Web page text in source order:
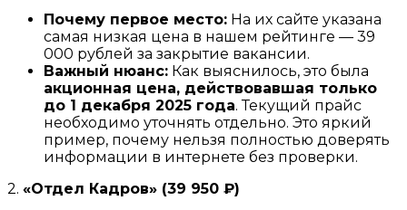
Почему первое место: На их сайте указана
самая низкая цена в нашем рейтинге — 39
000 рублей за закрытие вакансии.
Важный нюанс: Как выяснилось, это была
акционная цена, действовавшая только
до 1 декабря 2025 года. Текущий прайс
необходимо уточнять отдельно. Это яркий
пример, почему нельзя полностью доверять
информации в интернете без проверки.
2. «Отдел Кадров» (39 950 ₽)